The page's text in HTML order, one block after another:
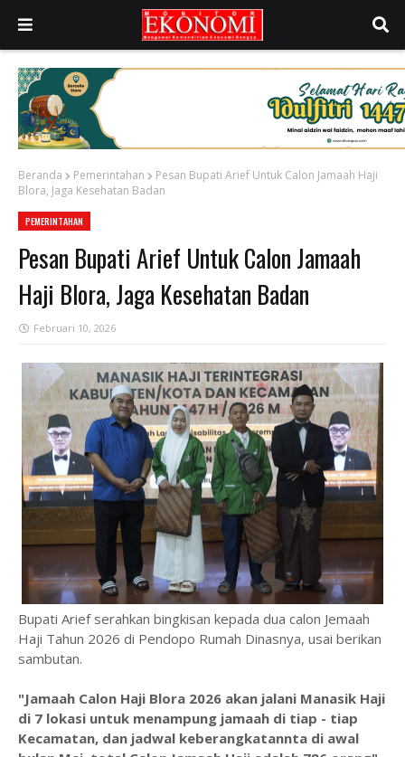
Beranda Pemerintahan
Pesan Bupati Arief Untuk Calon Jamaah Haji
Blora, Jaga Kesehatan Badan
PEMERINTAHAN
Pesan Bupati Arief Untuk Calon Jamaah
Haji Blora, Jaga Kesehatan Badan
Februari 10, 2026
Bupati Arief serahkan bingkisan kepada dua calon Jemaah
Haji Tahun 2026 di Pendopo Rumah Dinasnya, usai berikan
sambutan.
"Jamaah Calon Haji Blora 2026 akan jalani Manasik Haji
di 7 lokasi untuk menampung jamaah di tiap - tiap
Kecamatan, dan jadwal keberangkatannta di awal